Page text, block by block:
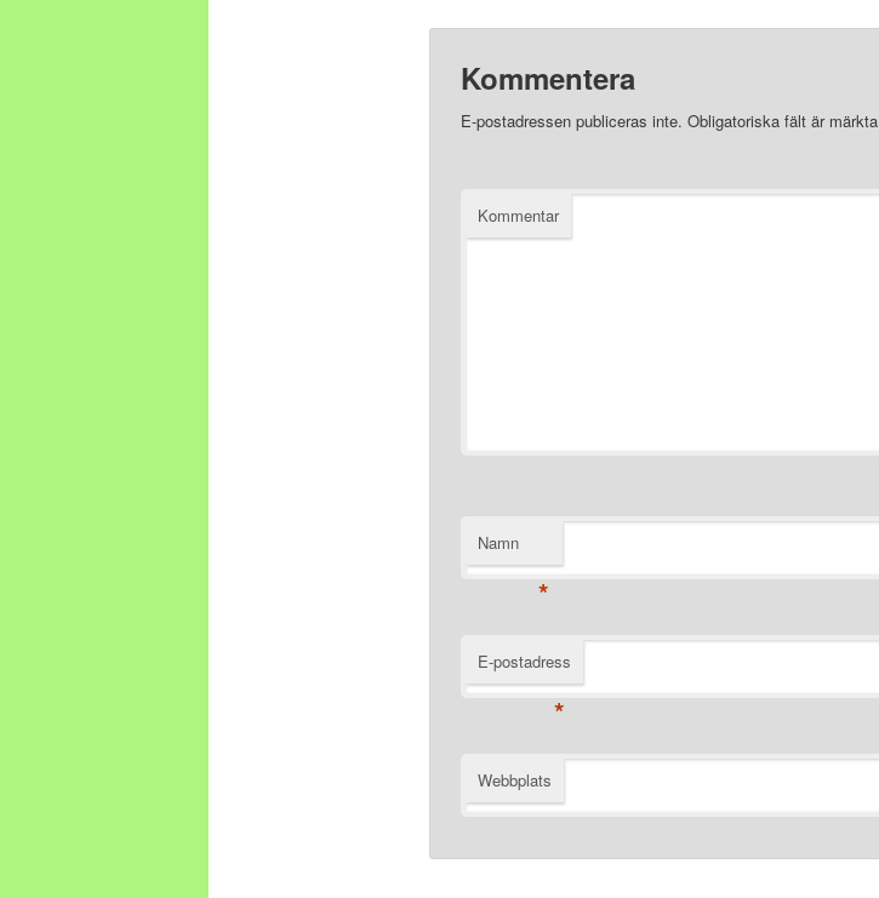
Kommentera
E-postadressen publiceras inte. Obligatoriska fält är märkta
Kommentar
Namn
*
E-postadress
*
Webbplats